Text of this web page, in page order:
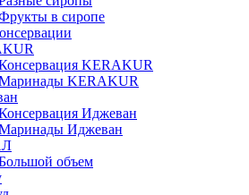
в сиропе
KERAKUR
KERAKUR
Иджеван
Иджеван
объем